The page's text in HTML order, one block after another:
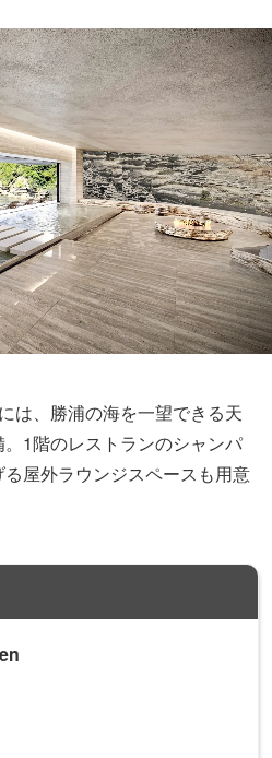
は、勝浦の海を一望できる天
1階のレストランのシャンパ
屋外ラウンジスペースも用意